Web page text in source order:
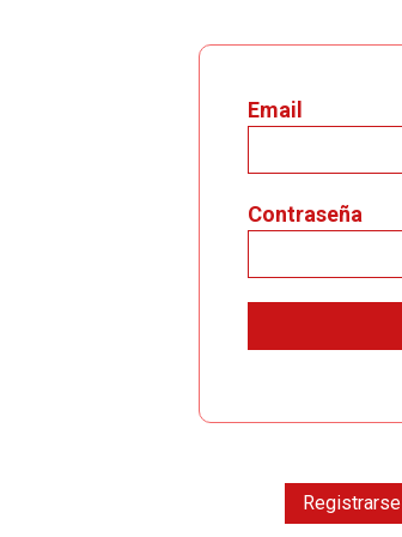
Email
Contraseña
Registrarse